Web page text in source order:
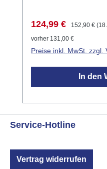
Nennspannung von
ideal für die
und ermöglicht eine
Inbetriebnahme.
50/60Hz (110V AC
Litzen mit
Sensorseite: T- und I-
Typ: 2x Relais je 6A,
1.000.000
empfohlen max.
Verkaufspreis:
124,99 € Regulärer
152,90 €
vorher 131,00 €
Preise inkl. MwSt. zzgl.
In den
Service-Hotline
Vertrag widerrufen